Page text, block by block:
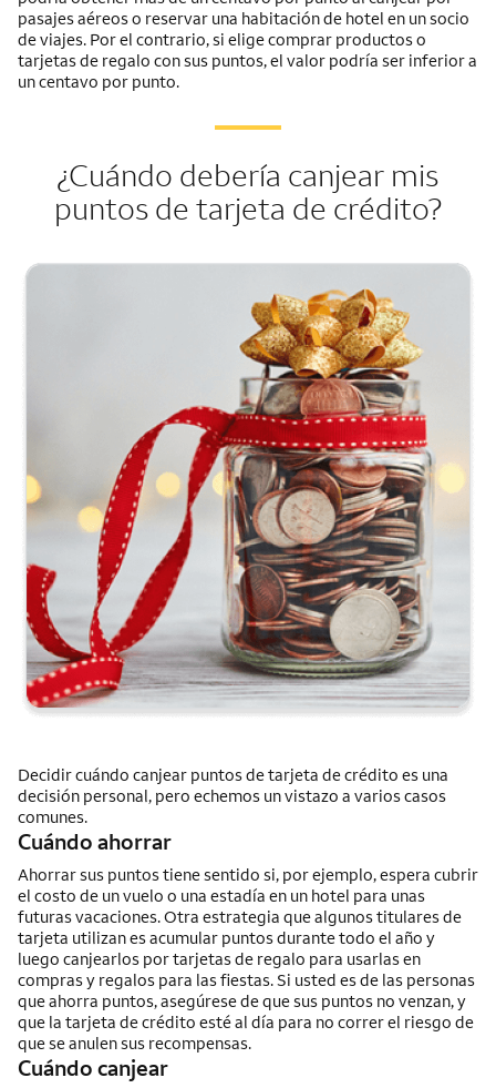
pasajes aéreos o reservar una habitación de hotel en un socio
de viajes. Por el contrario, si elige comprar productos o
tarjetas de regalo con sus puntos, el valor podría ser inferior a
un centavo por punto.
¿Cuándo debería canjear mis
puntos de tarjeta de crédito?
Decidir cuándo canjear puntos de tarjeta de crédito es una
decisión personal, pero echemos un vistazo a varios casos
comunes.
Cuándo ahorrar
Ahorrar sus puntos tiene sentido si, por ejemplo, espera cubrir
el costo de un vuelo o una estadía en un hotel para unas
futuras vacaciones. Otra estrategia que algunos titulares de
tarjeta utilizan es acumular puntos durante todo el año y
luego canjearlos por tarjetas de regalo para usarlas en
compras y regalos para las fiestas. Si usted es de las personas
que ahorra puntos, asegúrese de que sus puntos no venzan, y
que la tarjeta de crédito esté al día para no correr el riesgo de
que se anulen sus recompensas.
Cuándo canjear